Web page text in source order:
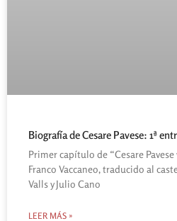
Biografía de Cesare Pavese: 1ª
Primer capítulo de “Cesare
Franco Vaccaneo, traducido al
Valls y Julio Cano
LEER MÁS »